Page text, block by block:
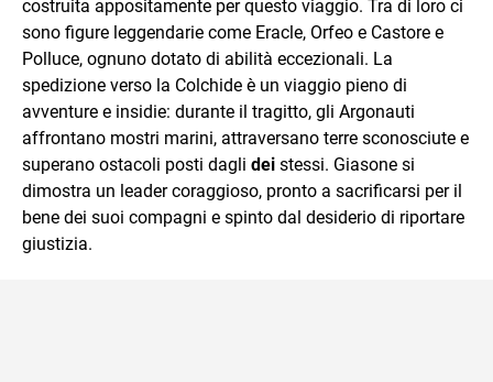
costruita appositamente per questo viaggio. Tra di loro ci
sono figure leggendarie come Eracle, Orfeo e Castore e
Polluce, ognuno dotato di abilità eccezionali. La
spedizione verso la Colchide è un viaggio pieno di
avventure e insidie: durante il tragitto, gli Argonauti
affrontano mostri marini, attraversano terre sconosciute e
superano ostacoli posti dagli dei stessi. Giasone si
dimostra un leader coraggioso, pronto a sacrificarsi per il
bene dei suoi compagni e spinto dal desiderio di riportare
giustizia.